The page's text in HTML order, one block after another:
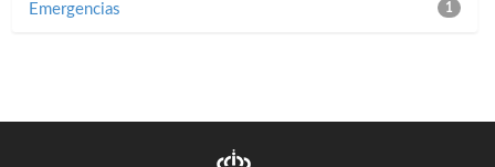
1
Emergencias